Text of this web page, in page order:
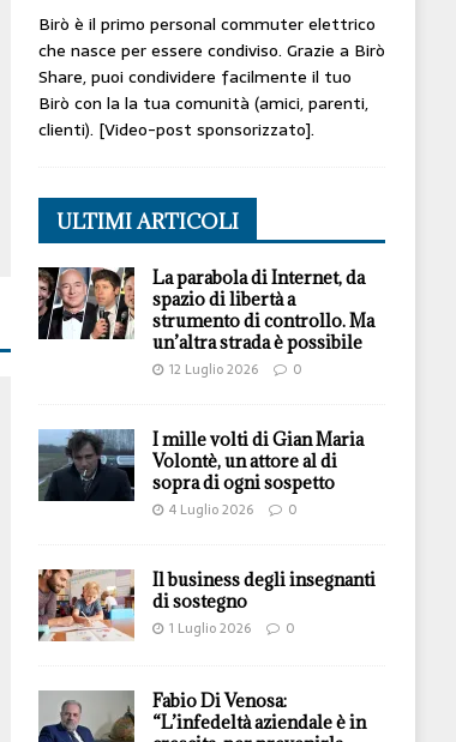
Birò è il primo personal commuter elettrico
che nasce per essere condiviso. Grazie a Birò
Share, puoi condividere facilmente il tuo
Birò con la la tua comunità (amici, parenti,
clienti). [Video-post sponsorizzato].
ULTIMI ARTICOLI
La parabola di Internet, da
spazio di libertà a
strumento di controllo. Ma
un’altra strada è possibile
12 Luglio 2026 0
I mille volti di Gian Maria
Volontè, un attore al di
sopra di ogni sospetto
4 Luglio 2026 0
Il business degli insegnanti
di sostegno
1 Luglio 2026 0
Fabio Di Venosa:
“L’infedeltà aziendale è in